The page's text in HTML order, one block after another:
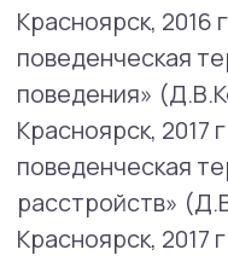
ведение групп: частная
психолог лаборатории
диагностики и коррекции
педагогики, психологии
(2008−2012 гг.);
психолог-консультант,
диагностический центр
ведущий группы встреч «В
смыслов» на базе